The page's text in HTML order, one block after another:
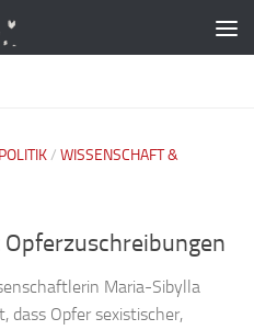
POLITIK/ WISSENSCHAFT &
Maria-Sibylla
Opfer sexistischer,